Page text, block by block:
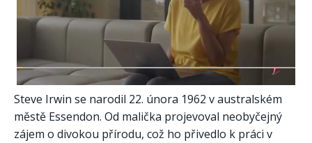
Steve Irwin se narodil 22. února 1962 v australském
městě Essendon. Od malička projevoval neobyčejný
zájem o divokou přírodu, což ho přivedlo k práci v